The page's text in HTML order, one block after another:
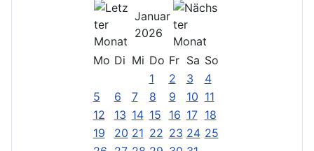
Januar
2026
Mo Di Mi Do Fr Sa So
1
2 3
4
5
6 7 8 9 10 11
12
13 14 15 16 17 18
19
20 21 22 23 24 25